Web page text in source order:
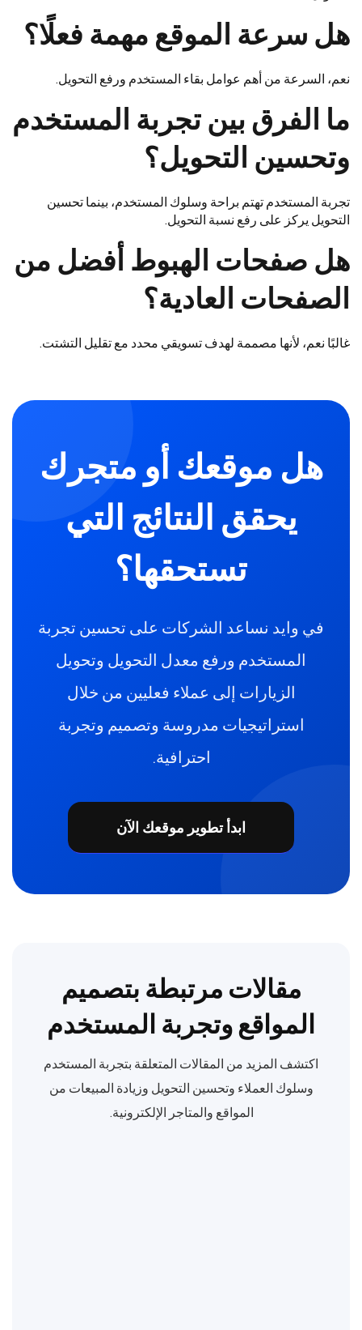
هل سرعة الموقع مهمة فعلًا؟
نعم، السرعة من أهم عوامل بقاء المستخدم ورفع التحويل.
ما الفرق بين تجربة المستخدم
وتحسين التحويل؟
تجربة المستخدم تهتم براحة وسلوك المستخدم، بينما تحسين
التحويل يركز على رفع نسبة التحويل.
هل صفحات الهبوط أفضل من
الصفحات العادية؟
غالبًا نعم، لأنها مصممة لهدف تسويقي محدد مع تقليل التشتت.
هل موقعك أو متجرك
يحقق النتائج التي
تستحقها؟
في وايد نساعد الشركات على تحسين تجربة
المستخدم ورفع معدل التحويل وتحويل
الزيارات إلى عملاء فعليين من خلال
استراتيجيات مدروسة وتصميم وتجربة
احترافية.
ابدأ تطوير موقعك الآن
مقالات مرتبطة بتصميم
المواقع وتجربة المستخدم
اكتشف المزيد من المقالات المتعلقة بتجربة المستخدم
وسلوك العملاء وتحسين التحويل وزيادة المبيعات من
المواقع والمتاجر الإلكترونية.